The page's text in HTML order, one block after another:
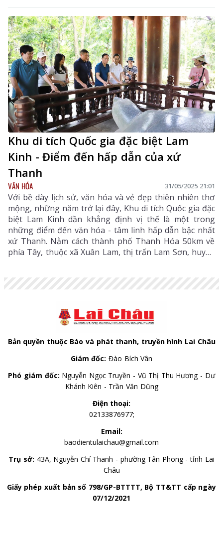
Khu di tích Quốc gia đặc biệt Lam
Kinh - Điểm đến hấp dẫn của xứ
Thanh
VĂN HÓA 31/05/2025 21:01
Với bề dày lịch sử, văn hóa và vẻ đẹp thiên nhiên thơ
mộng, những năm trở lại đây, Khu di tích Quốc gia đặc
biệt Lam Kinh dần khẳng định vị thế là một trong
những điểm đến văn hóa - tâm linh hấp dẫn bậc nhất
xứ Thanh. Nằm cách thành phố Thanh Hóa 50km về
phía Tây, thuộc xã Xuân Lam, thị trấn Lam Sơn, huyện
Bản quyền thuộc Báo và phát thanh, truyền hình Lai Châu
Giám đốc: Đào Bích Vân
Phó giám đốc: Nguyễn Ngọc Truyền - Vũ Thị Thu Hương - Dư
Khánh Kiên - Trần Văn Dũng
Điện thoại:
02133876977;
Email:
baodientulaichau@gmail.com
Trụ sở: 43A, Nguyễn Chí Thanh - phường Tân Phong - tỉnh Lai
Châu
Giấy phép xuất bản số 798/GP-BTTTT, Bộ TT&TT cấp ngày
07/12/2021